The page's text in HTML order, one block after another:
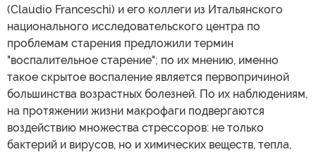
(Claudio Franceschi) и его коллеги из Итальянского
национального исследовательского центра по
проблемам старения предложили термин
"воспалительное старение"; по их мнению, именно
такое скрытое воспаление является первопричиной
большинства возрастных болезней. По их наблюдениям,
на протяжении жизни макрофаги подвергаются
воздействию множества стрессоров: не только
бактерий и вирусов, но и химических веществ, тепла,